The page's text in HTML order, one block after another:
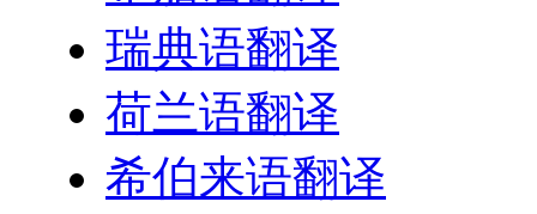
瑞典语翻译
荷兰语翻译
希伯来语翻译